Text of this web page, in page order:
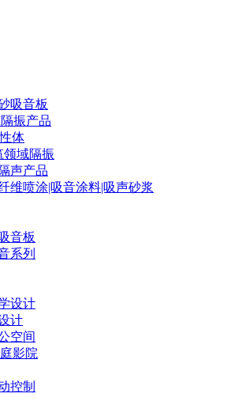
吸音板
振产品
体
领域隔振
声产品
维喷涂|吸音涂料|吸声砂浆
音板
系列
设计
计
空间
影院
控制